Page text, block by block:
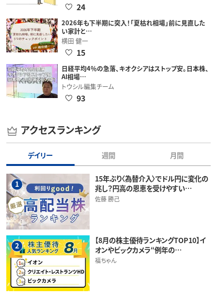
24
2026年も下半期に突入！「夏枯れ相場」前に見直した
い家計と…
横田 健一
15
日経平均4％の急落、キオクシアはストップ安。日本株、
AI相場…
トウシル編集チーム
93
アクセスランキング
デイリー 週間 月間
1
15年ぶり〈為替介入〉でドル円に変化の
兆し？円高の恩恵を受けやすい…
佐藤 勝己
2
【8月の株主優待ランキングTOP10】イ
オンやビックカメラ“例年の…
福ちゃん